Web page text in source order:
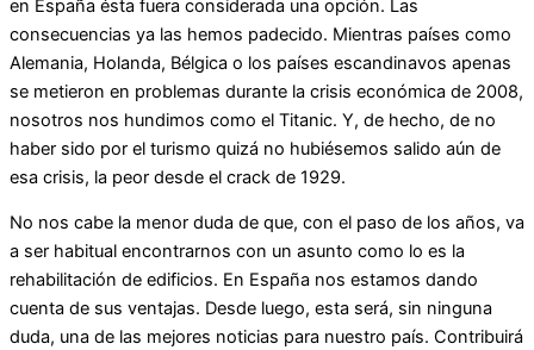
en España ésta fuera considerada una opción. Las
consecuencias ya las hemos padecido. Mientras países como
Alemania, Holanda, Bélgica o los países escandinavos apenas
se metieron en problemas durante la crisis económica de 2008,
nosotros nos hundimos como el Titanic. Y, de hecho, de no
haber sido por el turismo quizá no hubiésemos salido aún de
esa crisis, la peor desde el crack de 1929.
No nos cabe la menor duda de que, con el paso de los años, va
a ser habitual encontrarnos con un asunto como lo es la
rehabilitación de edificios. En España nos estamos dando
cuenta de sus ventajas. Desde luego, esta será, sin ninguna
duda, una de las mejores noticias para nuestro país. Contribuirá